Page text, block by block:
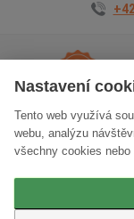
Nastavení
Tento web využívá
webu, analýzu
všechny cookies
2 roky záruky na